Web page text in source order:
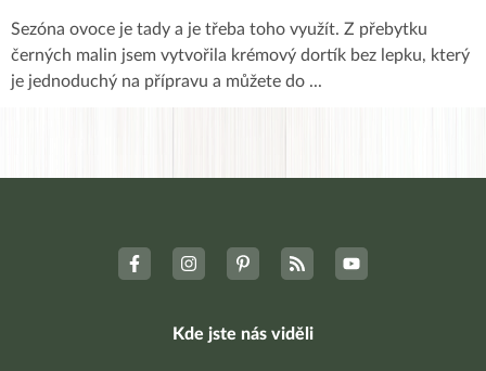
Sezóna ovoce je tady a je třeba toho využít. Z přebytku
černých malin jsem vytvořila krémový dortík bez lepku, který
je jednoduchý na přípravu a můžete do ...
Kde jste nás viděli